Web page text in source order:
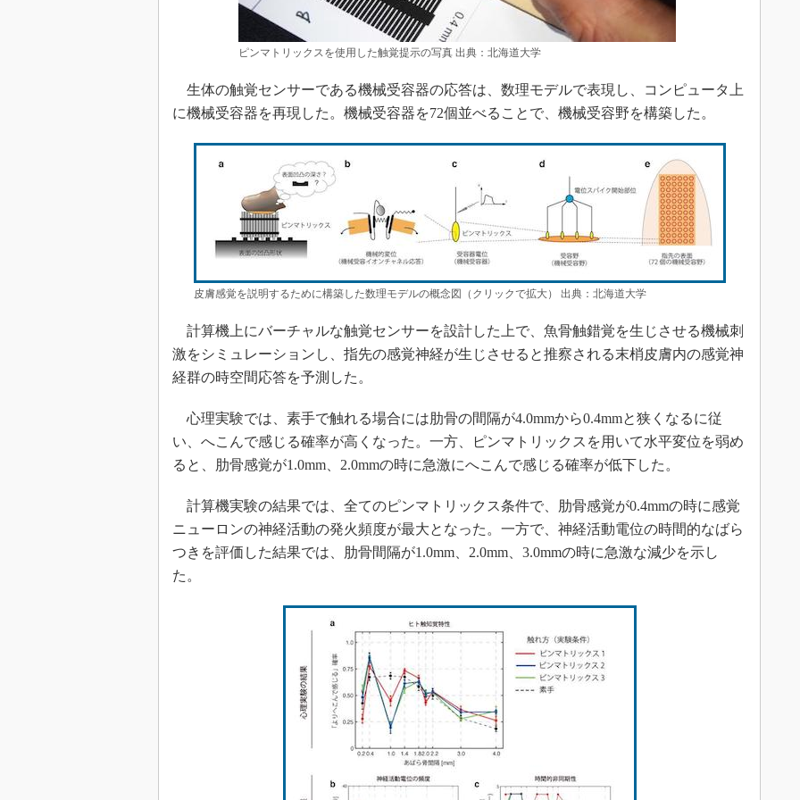
ピンマトリックスを使用した触覚提示の写真 出典：北海道大学
生体の触覚センサーである機械受容器の応答は、数理モデルで表現し、コンピュータ上
に機械受容器を再現した。機械受容器を72個並べることで、機械受容野を構築した。
皮膚感覚を説明するために構築した数理モデルの概念図（クリックで拡大） 出典：北海道大学
計算機上にバーチャルな触覚センサーを設計した上で、魚骨触錯覚を生じさせる機械刺
激をシミュレーションし、指先の感覚神経が生じさせると推察される末梢皮膚内の感覚神
経群の時空間応答を予測した。
心理実験では、素手で触れる場合には肋骨の間隔が4.0mmから0.4mmと狭くなるに従
い、へこんで感じる確率が高くなった。一方、ピンマトリックスを用いて水平変位を弱め
ると、肋骨感覚が1.0mm、2.0mmの時に急激にへこんで感じる確率が低下した。
計算機実験の結果では、全てのピンマトリックス条件で、肋骨感覚が0.4mmの時に感覚
ニューロンの神経活動の発火頻度が最大となった。一方で、神経活動電位の時間的なばら
つきを評価した結果では、肋骨間隔が1.0mm、2.0mm、3.0mmの時に急激な減少を示し
た。